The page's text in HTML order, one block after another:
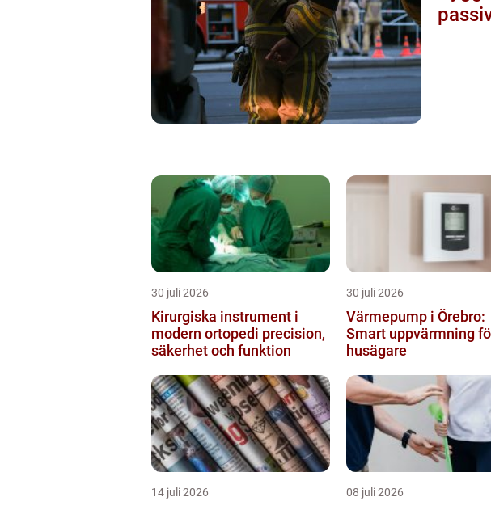
30 juli 2026
Kirurgiska instrument i
modern ortopedi precision,
säkerhet och funktion
30 juli 2026
Värmepump i Örebro:
Smart uppvärmning
husägare
14 juli 2026 08 juli 2026